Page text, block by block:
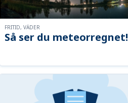
Så ser du meteorregnet!
FRITID, VÄDER